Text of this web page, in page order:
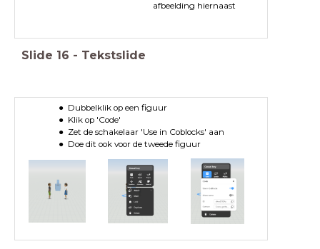
afbeelding hiernaast
Slide 16 - Tekstslide
Dubbelklik op een figuur
Klik op 'Code'
Zet de schakelaar 'Use in Coblocks' aan
Doe dit ook voor de tweede figuur